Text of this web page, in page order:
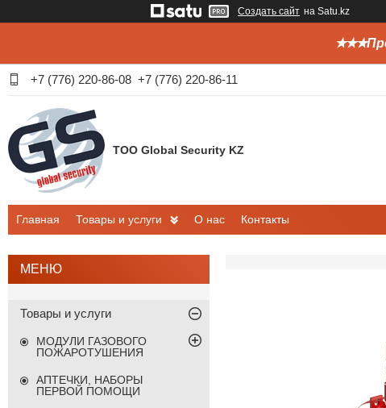
Создать сайт на Satu.kz
+7 (776) 220-86-08 +7 (776) 220-86-11
ТОО Global Security KZ
Главная Товары и услуги О нас Контакты
Товары и услуги
МОДУЛИ ГАЗОВОГО
ПОЖАРОТУШЕНИЯ
АПТЕЧКИ, НАБОРЫ
ПЕРВОЙ ПОМОЩИ